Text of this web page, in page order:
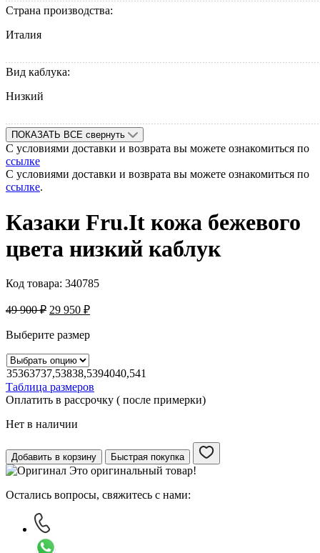
Страна производства:
Италия
Вид каблука:
Низкий
ПОКАЗАТЬ ВСЕ свернуть
С условиями доставки и возврата вы можете ознакомиться по
ссылке
С условиями доставки и возврата вы можете ознакомиться по
ссылке.
Казаки Fru.It кожа бежевого
цвета низкий каблук
Код товара: 340785
49 900₽ 29 950 ₽
Выберите размер
35363737,53838,5394040,541
Таблица размеров
Оплатить в рассрочку ( после примерки)
Нет в наличии
Добавить в корзину Быстрая покупка
Это оригинальный товар!
Остались вопросы, свяжитесь с нами: